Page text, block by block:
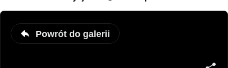
Powrót do galerii